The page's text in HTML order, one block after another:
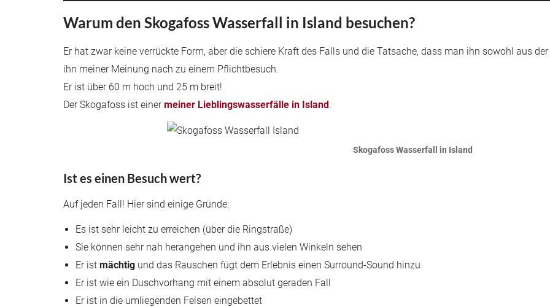
Warum den Skogafoss Wasserfall in Island besuchen?
Er hat zwar keine verrückte Form, aber die schiere Kraft des Falls und die Tatsache, dass man ihn sowohl aus
ihn meiner Meinung nach zu einem Pflichtbesuch.
Er ist über 60 m hoch und 25 m breit!
Der Skogafoss ist einermeiner Lieblingswasserfälle in Island.
Skogafoss Wasserfall in Island
Ist es einen Besuch wert?
Auf jeden Fall! Hier sind einige Gründe:
Es ist sehr leicht zu erreichen (über die Ringstraße)
Sie können sehr nah herangehen und ihn aus vielen Winkeln sehen
Er ist mächtig und das Rauschen fügt dem Erlebnis einen Surround-Sound hinzu
Er ist wie ein Duschvorhang mit einem absolut geraden Fall
Er ist in die umliegenden Felsen eingebettet